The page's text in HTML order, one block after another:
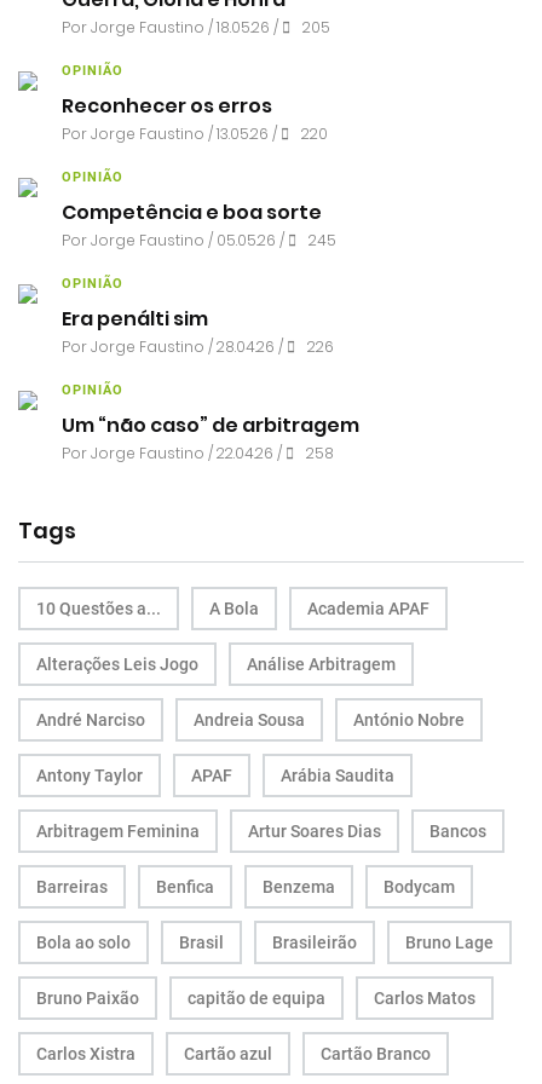
PorJorge Faustino / 18.05.26 / 205
OPINIÃO
Reconhecer os erros
PorJorge Faustino / 13.05.26 / 220
OPINIÃO
Competência e boa sorte
PorJorge Faustino / 05.05.26 / 245
OPINIÃO
Era penálti sim
PorJorge Faustino / 28.04.26 / 226
OPINIÃO
Um “não caso” de arbitragem
PorJorge Faustino / 22.04.26 / 258
Tags
10 Questões a... A Bola Academia APAF
Alterações Leis Jogo Análise Arbitragem
André Narciso Andreia Sousa António Nobre
Antony Taylor APAF Arábia Saudita
Arbitragem Feminina Artur Soares Dias Bancos
Barreiras Benfica Benzema Bodycam
Bola ao solo Brasil Brasileirão Bruno Lage
Bruno Paixão capitão de equipa Carlos Matos
Carlos Xistra Cartão azul Cartão Branco